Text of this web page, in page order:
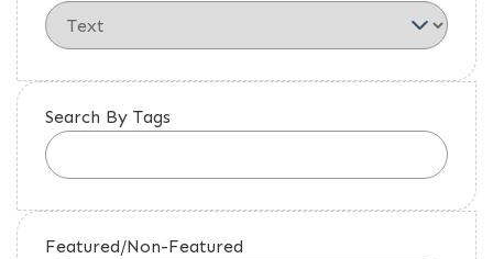
Search By Tags
Featured/Non-Featured